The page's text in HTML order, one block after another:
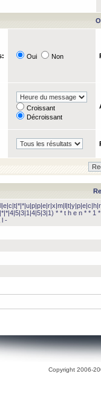
Oui Non
Croissant
Décroissant
* * t h e n * * 1
l -
Copyright 2006-